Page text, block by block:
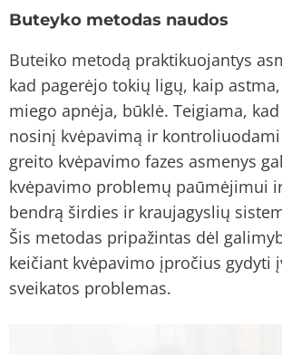
Buteyko metodas naudos
Buteiko metodą praktikuojantys
kad pagerėjo tokių ligų, kaip
miego apnėja, būklė. Teigiama,
nosinį kvėpavimą ir
greito kvėpavimo fazes asmenys
kvėpavimo problemų paūmėjimui
bendrą širdies ir kraujagyslių
Šis metodas pripažintas dėl
keičiant kvėpavimo įpročius gydyti
sveikatos problemas.